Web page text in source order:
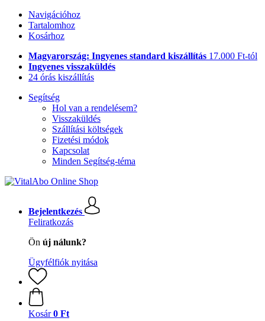
Navigációhoz
Tartalomhoz
Kosárhoz
Magyarország: Ingyenes standard kiszállítás 17.000 Ft-tól
Ingyenes visszaküldés
24 órás kiszállítás
Segítség
Hol van a rendelésem?
Visszaküldés
Szállítási költségek
Fizetési módok
Kapcsolat
Minden Segítség-téma
Bejelentkezés
Feliratkozás
Ön új nálunk?
Ügyfélfiók nyitása
Kosár 0 Ft